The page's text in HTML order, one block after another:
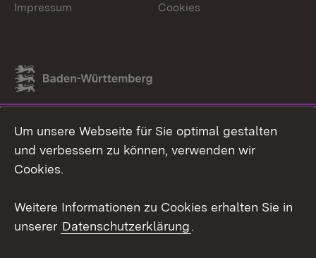
Link zum Landesportal
Impressum Cookies
Um unsere Webseite für Sie optimal gestalten
und verbessern zu können, verwenden wir
Cookies.
Weitere Informationen zu Cookies erhalten Sie in
unserer Datenschutzerklärung.